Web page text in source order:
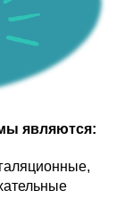
являются: